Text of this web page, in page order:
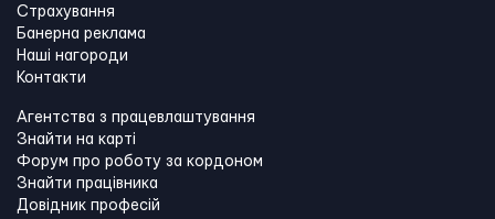
Страхування
Банерна реклама
Наші нагороди
Контакти
Агентства з працевлаштування
Знайти на карті
Форум про роботу за кордоном
Знайти працівника
Довідник професій